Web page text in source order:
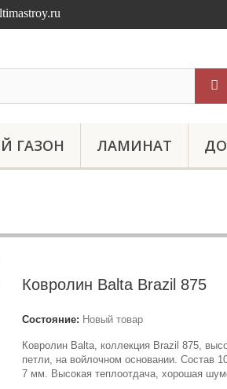
ГАЗОН ЛАМИНАТ
Ковролин Balta Brazil 875
Состояние: Новый товар
Ковролин Balta, коллекция Brazil 875,
петли, на войлочном основании. Состав
7 мм. Высокая теплоотдача, хорошая